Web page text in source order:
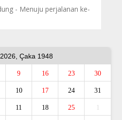
- Menuju perjalanan ke-
Çaka 1948
9 16 23 30
10 17 24 31
11 18 25